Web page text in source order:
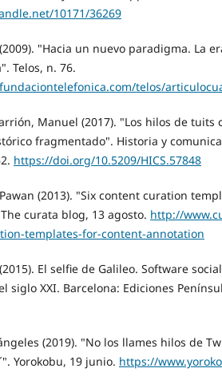
10171/36269
(2009). "Hacia un nuevo paradigma. La
Telos, n. 76.
telos/
Manuel (2017). "Los hilos de tuits
fragmentado". Historia y
https://doi.org/10.5209/HICS.57848
(2013). "Six content curation
curata blog, 13 agosto. http://
templates-for-content-annotation
El selfie de Galileo. Software
siglo XXI. Barcelona: Ediciones
(2019). "No los llames hilos de
Yorokobu, 19 junio. https://